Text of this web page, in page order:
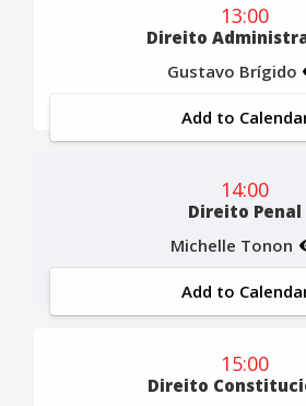
13:00
Direito
Gustavo Brígido
Add to
14:00
Direito Penal
Michelle Tonon
Add to
15:00
Direito